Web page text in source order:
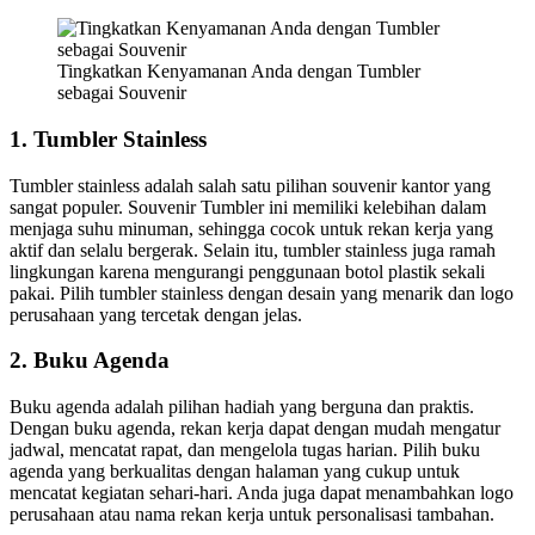
Tingkatkan Kenyamanan Anda dengan Tumbler
sebagai Souvenir
1. Tumbler Stainless
Tumbler stainless adalah salah satu pilihan souvenir kantor yang
sangat populer. Souvenir Tumbler ini memiliki kelebihan dalam
menjaga suhu minuman, sehingga cocok untuk rekan kerja yang
aktif dan selalu bergerak. Selain itu, tumbler stainless juga ramah
lingkungan karena mengurangi penggunaan botol plastik sekali
pakai. Pilih tumbler stainless dengan desain yang menarik dan logo
perusahaan yang tercetak dengan jelas.
2. Buku Agenda
Buku agenda adalah pilihan hadiah yang berguna dan praktis.
Dengan buku agenda, rekan kerja dapat dengan mudah mengatur
jadwal, mencatat rapat, dan mengelola tugas harian. Pilih buku
agenda yang berkualitas dengan halaman yang cukup untuk
mencatat kegiatan sehari-hari. Anda juga dapat menambahkan logo
perusahaan atau nama rekan kerja untuk personalisasi tambahan.